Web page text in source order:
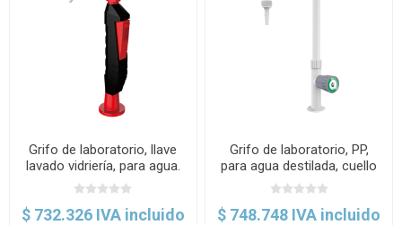
Grifo de laboratorio, llave
lavado vidriería, para agua.
TOF
$ 732.326 IVA incluido
Grifo de laboratorio, PP,
para agua destilada, cuello
de cisne, una salida, para
mesa. TOF
$ 748.748 IVA incluido